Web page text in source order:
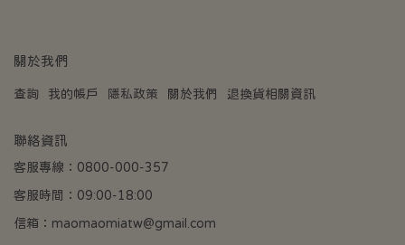
關於我們
查詢 我的帳戶 隱私政策 關於我們 退換貨相關資訊
聯絡資訊
客服專線：0800-000-357
客服時間：09:00-18:00
信箱：maomaomiatw@gmail.com